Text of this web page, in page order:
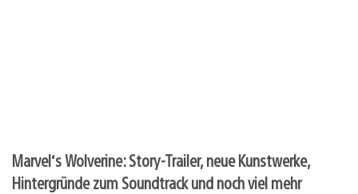
Marvel‘s Wolverine: Story-Trailer, neue Kunstwerke,
Hintergründe zum Soundtrack und noch viel mehr